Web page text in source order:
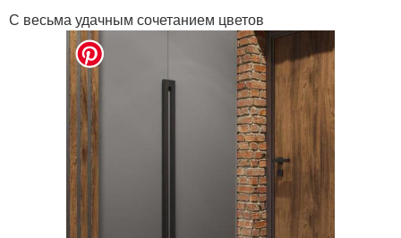
С весьма удачным сочетанием цветов